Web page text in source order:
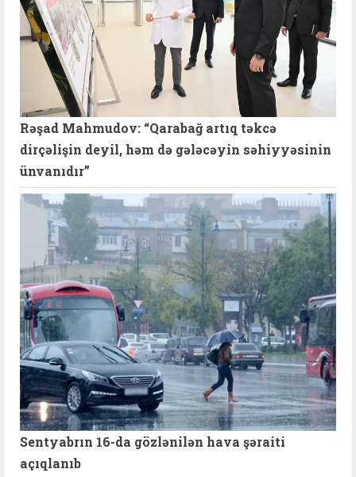
Rəşad Mahmudov: “Qarabağ artıq təkcə
dirçəlişin deyil, həm də gələcəyin səhiyyəsinin
ünvanıdır”
Sentyabrın 16-da gözlənilən hava şəraiti
açıqlanıb